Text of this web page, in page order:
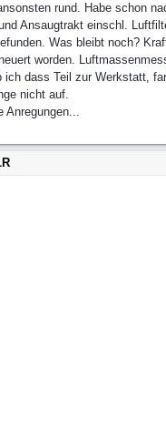
rund. Habe schon
Ansaugtrakt einschl.
Was bleibt noch?
worden.
dass Teil zur Werkstatt,
nicht auf.
Anregungen...